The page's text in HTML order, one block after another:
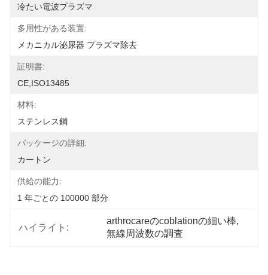
冷たい電波プラズマ
多用性がある装置:
メカニカル泌尿器 プラズマ除去
証明書:
CE,ISO13485
材料:
ステンレス鋼
パッケージの詳細:
カートン
供給の能力:
1 年ごとの 100000 部分
ハイライト:
arthrocareのcoblationの細い棒,
無線周波数の調査